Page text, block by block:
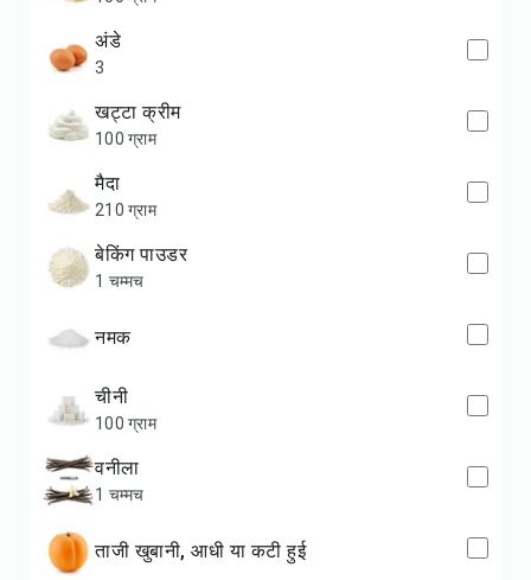
अंडे
3
खट्टा क्रीम
100 ग्राम
मैदा
210 ग्राम
बेकिंग पाउडर
1 चम्मच
नमक
चीनी
100 ग्राम
वनीला
1 चम्मच
ताजी खुबानी, आधी या कटी हुई